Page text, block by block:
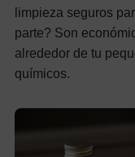
limpieza seguros
parte? Son
alrededor de tu
químicos.